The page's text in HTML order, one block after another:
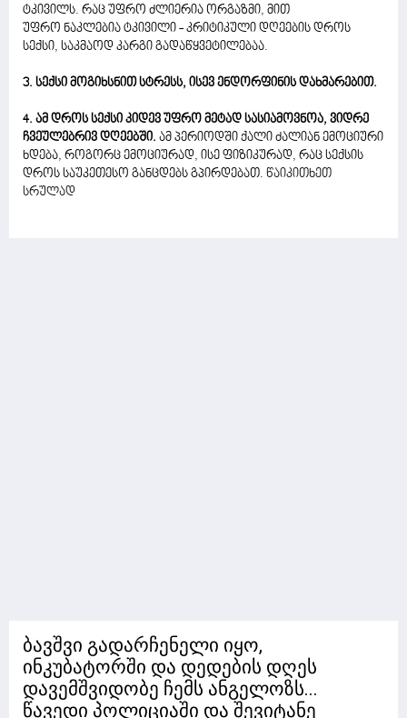
ტკივილს. რაც უფრო ძლიერია ორგაზმი, მით
უფრო ნაკლებია ტკივილი - კრიტიკული დღეების დროს
სექსი, საკმაოდ კარგი გადაწყვეტილებაა.
3. სექსი მოგიხსნით სტრესს, ისევ ენდორფინის დახმარებით.
4. ამ დროს სექსი კიდევ უფრო მეტად სასიამოვნოა, ვიდრე
ჩვეულებრივ დღეებში. ამ პერიოდში ქალი ძალიან ემოციური
ხდება, როგორც ემოციურად, ისე ფიზიკურად, რაც სექსის
დროს საუკეთესო განცდებს გპირდებათ. წაიკითხეთ
სრულად
ბავშვი გადარჩენელი იყო,
ინკუბატორში და დედების დღეს
დავემშვიდობე ჩემს ანგელოზს...
წავედი პოლიციაში და შევიტანე